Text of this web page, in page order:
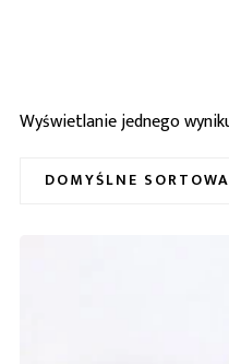
Wyświetlanie jednego
DOMYŚLNE